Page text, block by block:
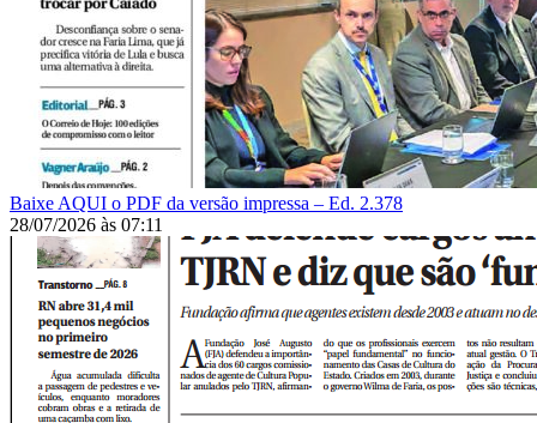
Baixe AQUI o PDF da versão impressa – Ed. 2.378
28/07/2026 às 07:11